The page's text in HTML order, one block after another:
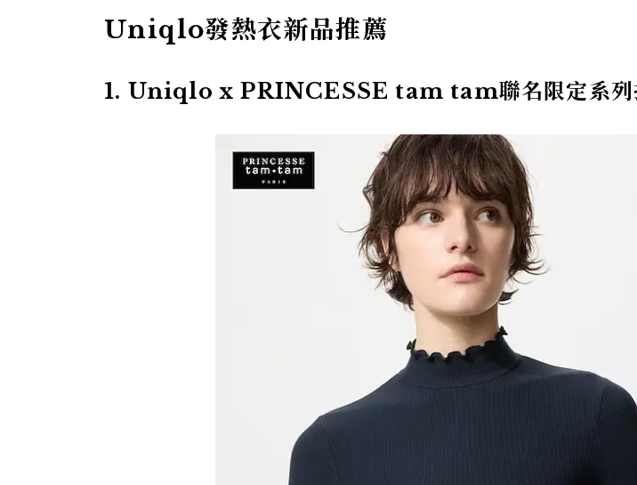
Uniqlo發熱衣新品推薦
1. Uniqlo x PRINCESSE tam tam聯名限定系列